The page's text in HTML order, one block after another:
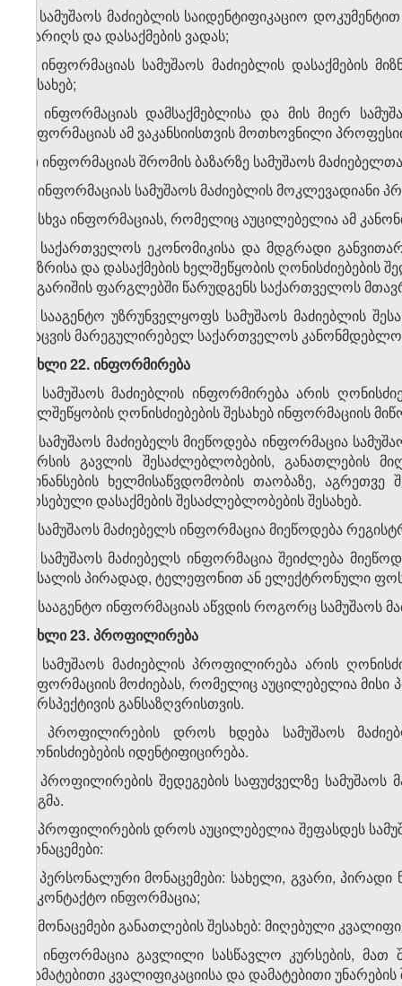
ა) სამუშაოს მაძიებლის საიდენტიფიკაციო
თარიღს და დასაქმების ვადას;
ბ) ინფორმაციას სამუშაოს მაძიებლის დასაქმების
შესახებ;
გ) ინფორმაციას დამსაქმებლისა და მის მიერ
ინფორმაციას ამ ვაკანსიისთვის მოთხოვნილი
დ) ინფორმაციას შრომის ბაზარზე სამუშაოს
ე) ინფორმაციას სამუშაოს მაძიებლის მოკლევადიანი
ვ) სხვა ინფორმაციას, რომელიც აუცილებელია ამ
5. საქართველოს ეკონომიკისა და მდგრადი
ბაზრისა და დასაქმების ხელშეწყობის
ანგარიშის ფარგლებში წარუდგენს საქართველოს
6. სააგენტო უზრუნველყოფს სამუშაოს მაძიებლის
დაცვის მარეგულირებელ საქართველოს
მუხლი 22. ინფორმირება
1. სამუშაოს მაძიებლის ინფორმირება არის
ხელშეწყობის ღონისძიებების შესახებ ინფორმაციის
2. სამუშაოს მაძიებელს მიეწოდება ინფორმაცია
კურსის გავლის შესაძლებლობების, განათლების
ფინანსების ხელმისაწვდომობის თაობაზე,
არსებული დასაქმების შესაძლებლობების შესახებ.
3. სამუშაოს მაძიებელს ინფორმაცია მიეწოდება
4. სამუშაოს მაძიებელს ინფორმაცია შეიძლება
მასალის პირადად, ტელეფონით ან ელექტრონული
5. სააგენტო ინფორმაციას აწვდის როგორც სამუშაოს
მუხლი 23. პროფილირება
1. სამუშაოს მაძიებლის პროფილირება არის
ინფორმაციის მოძიებას, რომელიც აუცილებელია
პერსპექტივის განსაზღვრისთვის.
2. პროფილირების დროს ხდება სამუშაოს
ღონისძიებების იდენტიფიცირება.
3. პროფილირების შედეგების საფუძველზე
გეგმა.
4. პროფილირების დროს აუცილებელია შეფასდეს
მონაცემები:
ა) პერსონალური მონაცემები: სახელი, გვარი,
საკონტაქტო ინფორმაცია;
ბ) მონაცემები განათლების შესახებ: მიღებული
გ) ინფორმაცია გავლილი სასწავლო კურსების,
დამატებითი კვალიფიკაციისა და დამატებითი უნარების